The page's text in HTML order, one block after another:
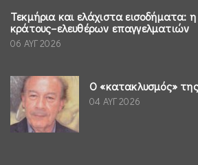
Τεκμήρια και ελάχιστα εισοδήματα:
κράτους–ελευθέρων επαγγελματιών
06 ΑΥΓ 2026
Ο «κατακλυσμός»
04 ΑΥΓ 2026